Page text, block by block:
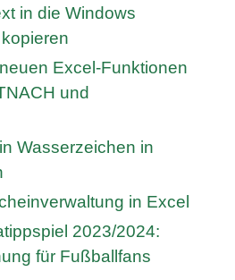
in die Windows
Excel-Funktionen
und
Wasserzeichen in
in Excel
2023/2024:
für Fußballfans